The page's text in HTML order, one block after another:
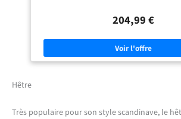
d'épaisseur sont très stables et solides. Durable :
de forêts certifiées FSC. Ainsi, notre plateau de
écologique et de qualité supérieure Durable :
chaleur, à l'eau et facile à nettoyer. Les plateaux de
articles les plus souvent endommagés lors de la
204,99 €
Hêtre
Très populaire pour son style scandinave, le